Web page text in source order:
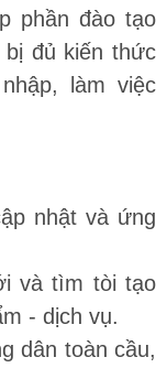
phần đào tạo
đủ kiến thức
làm việc
nhật và ứng
và tìm tòi tạo
- dịch vụ.
dân toàn cầu,